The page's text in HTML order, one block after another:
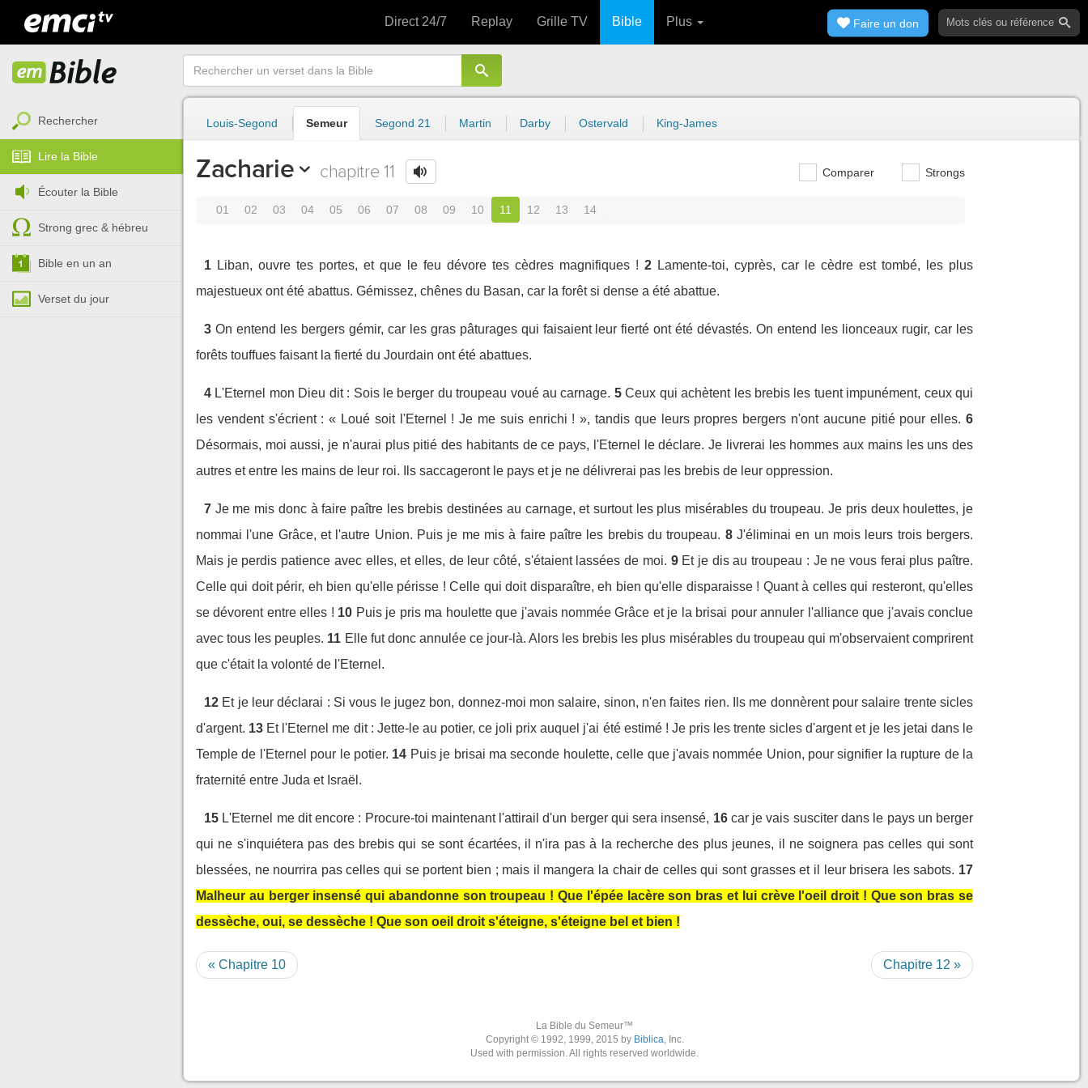
Direct 24/7 Replay Grille TV Bible Plus Faire un don
Rechercher
Lire la Bible
Écouter la Bible
Strong grec & hébreu
Bible en un an
Verset du jour
Louis-Segond Semeur Segond 21 Martin Darby Ostervald King-James
Zacharie chapitre 11 Comparer Strongs
01 02 03 04 05 06 07 08 09 10 11 12 13 14
1 Liban, ouvre tes portes, et que le feu dévore tes cèdres magnifiques ! 2 Lamente-toi, cyprès, car le cèdre est tombé, les plus
majestueux ont été abattus. Gémissez, chênes du Basan, car la forêt si dense a été abattue.
3 On entend les bergers gémir, car les gras pâturages qui faisaient leur fierté ont été dévastés. On entend les lionceaux rugir, car les
forêts touffues faisant la fierté du Jourdain ont été abattues.
4 L'Eternel mon Dieu dit : Sois le berger du troupeau voué au carnage. 5 Ceux qui achètent les brebis les tuent impunément, ceux qui
les vendent s'écrient : « Loué soit l'Eternel ! Je me suis enrichi ! », tandis que leurs propres bergers n'ont aucune pitié pour elles. 6
Désormais, moi aussi, je n'aurai plus pitié des habitants de ce pays, l'Eternel le déclare. Je livrerai les hommes aux mains les uns des
autres et entre les mains de leur roi. Ils saccageront le pays et je ne délivrerai pas les brebis de leur oppression.
7 Je me mis donc à faire paître les brebis destinées au carnage, et surtout les plus misérables du troupeau. Je pris deux houlettes, je
nommai l'une Grâce, et l'autre Union. Puis je me mis à faire paître les brebis du troupeau. 8 J'éliminai en un mois leurs trois bergers.
Mais je perdis patience avec elles, et elles, de leur côté, s'étaient lassées de moi. 9 Et je dis au troupeau : Je ne vous ferai plus paître.
Celle qui doit périr, eh bien qu'elle périsse ! Celle qui doit disparaître, eh bien qu'elle disparaisse ! Quant à celles qui resteront, qu'elles
se dévorent entre elles ! 10 Puis je pris ma houlette que j'avais nommée Grâce et je la brisai pour annuler l'alliance que j'avais conclue
avec tous les peuples. 11 Elle fut donc annulée ce jour-là. Alors les brebis les plus misérables du troupeau qui m'observaient comprirent
que c'était la volonté de l'Eternel.
12 Et je leur déclarai : Si vous le jugez bon, donnez-moi mon salaire, sinon, n'en faites rien. Ils me donnèrent pour salaire trente sicles
d'argent. 13 Et l'Eternel me dit : Jette-le au potier, ce joli prix auquel j'ai été estimé ! Je pris les trente sicles d'argent et je les jetai dans le
Temple de l'Eternel pour le potier. 14 Puis je brisai ma seconde houlette, celle que j'avais nommée Union, pour signifier la rupture de la
fraternité entre Juda et Israël.
15 L'Eternel me dit encore : Procure-toi maintenant l'attirail d'un berger qui sera insensé, 16 car je vais susciter dans le pays un berger
qui ne s'inquiétera pas des brebis qui se sont écartées, il n'ira pas à la recherche des plus jeunes, il ne soignera pas celles qui sont
blessées, ne nourrira pas celles qui se portent bien ; mais il mangera la chair de celles qui sont grasses et il leur brisera les sabots. 17
Malheur au berger insensé qui abandonne son troupeau ! Que l'épée lacère son bras et lui crève l'oeil droit ! Que son bras se
dessèche, oui, se dessèche ! Que son oeil droit s'éteigne, s'éteigne bel et bien !
« Chapitre 10 Chapitre 12 »
La Bible du Semeur™
Copyright © 1992, 1999, 2015 by Biblica, Inc.
Used with permission. All rights reserved worldwide.